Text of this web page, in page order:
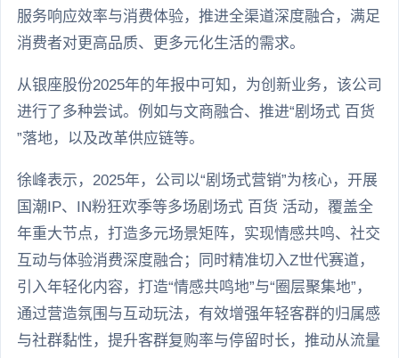
服务响应效率与消费体验，推进全渠道深度融合，满足
消费者对更高品质、更多元化生活的需求。
从银座股份2025年的年报中可知，为创新业务，该公司
进行了多种尝试。例如与文商融合、推进“剧场式 百货
”落地，以及改革供应链等。
徐峰表示，2025年，公司以“剧场式营销”为核心，开展
国潮IP、IN粉狂欢季等多场剧场式 百货 活动，覆盖全
年重大节点，打造多元场景矩阵，实现情感共鸣、社交
互动与体验消费深度融合；同时精准切入Z世代赛道，
引入年轻化内容，打造“情感共鸣地”与“圈层聚集地”，
通过营造氛围与互动玩法，有效增强年轻客群的归属感
与社群黏性，提升客群复购率与停留时长，推动从流量